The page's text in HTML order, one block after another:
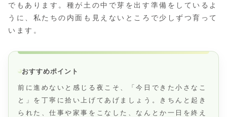
でもあります。種が土の中で芽を出す準備をしているよ
うに、私たちの内面も見えないところで少しずつ育って
います。
おすすめポイント
前に進めないと感じる夜こそ、「今日できた小さなこ
と」を丁寧に拾い上げてあげましょう。きちんと起き
られた、仕事や家事をこなした、なんとか一日を終え